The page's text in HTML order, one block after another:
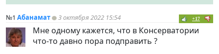
№1 Абанамат 3 октября 2022 15:54 +17
Мне одному кажется, что в Консерватории
что-то давно пора подправить ?